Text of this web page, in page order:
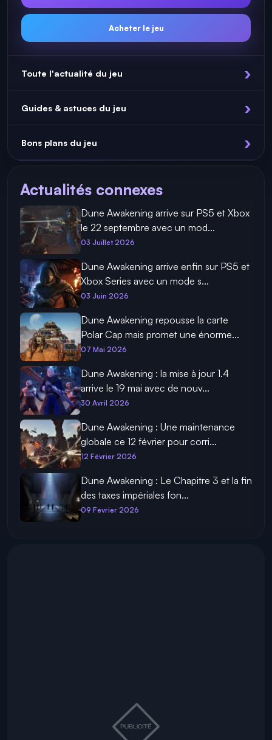
Acheter le jeu
Toute l'actualité du jeu
Guides & astuces du jeu
Bons plans du jeu
Actualités connexes
Dune Awakening arrive sur PS5 et Xbox
le 22 septembre avec un mod...
03 Juillet 2026
Dune Awakening arrive enfin sur PS5 et
Xbox Series avec un mode s...
03 Juin 2026
Dune Awakening repousse la carte
Polar Cap mais promet une énorme...
07 Mai 2026
Dune Awakening : la mise à jour 1.4
arrive le 19 mai avec de nouv...
30 Avril 2026
Dune Awakening : Une maintenance
globale ce 12 février pour corri...
12 Février 2026
Dune Awakening : Le Chapitre 3 et la fin
des taxes impériales fon...
09 Février 2026